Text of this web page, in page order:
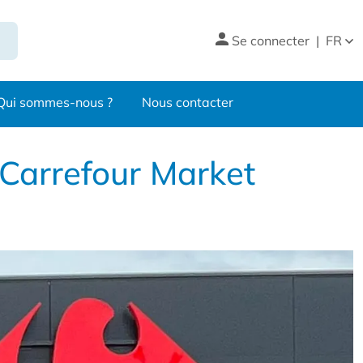
Se connecter | FR
sommes-nous ? Nous contacter
Market